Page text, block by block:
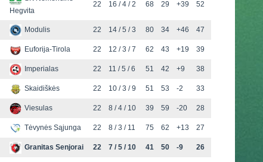
Hegvita
22 16 / 4 / 2 68 29 +39 52
Modulis 22 14 / 5 / 3 80 34 +46 47
Euforija-Tirola 22 12 / 3 / 7 62 43 +19 39
Imperialas 22 11 / 5 / 6 51 42 +9 38
Skaidiškės 22 10 / 3 / 9 51 53 -2 33
Viesulas 22 8 / 4 / 10 39 59 -20 28
Tėvynės Sąjunga 22 8 / 3 / 11 75 62 +13 27
Granitas Senjorai 22 7 / 5 / 10 41 50 -9 26